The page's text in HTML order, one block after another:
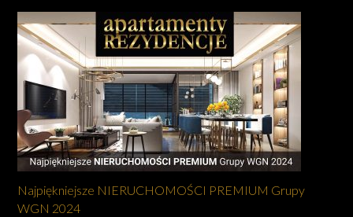
Najpiękniejsze NIERUCHOMOŚCI PREMIUM Grupy
WGN 2024